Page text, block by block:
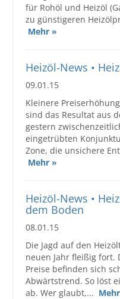
für Rohöl und Heizöl
zu günstigeren
Mehr »
Heizöl-News •
09.01.15
Kleinere
sind das Resultat aus
gestern
eingetrübten
Zone, die unsichere
Mehr »
Heizöl-News •
dem Boden
08.01.15
Die Jagd auf den
neuen Jahr fleißig fort.
Preise befinden sich
Abwärtstrend. So löst
ab. Wer glaubt,...